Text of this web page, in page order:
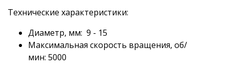
Технические характеристики:
Диаметр, мм: 9 - 15
Максимальная скорость вращения, об/
мин: 5000